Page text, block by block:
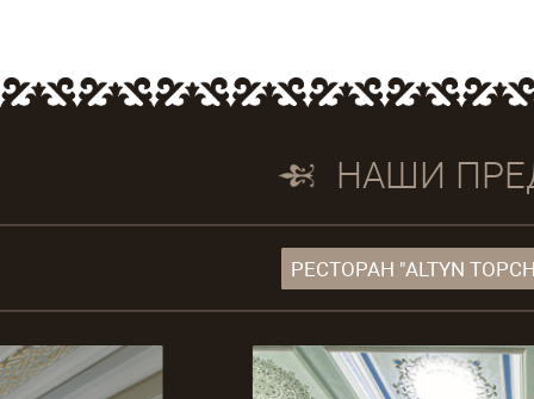
Улучшенный интерьер, высокий уровень
чувствуется дизайнерский вкус и
демократичности ценовой политики Shymkent
О нашем отеле